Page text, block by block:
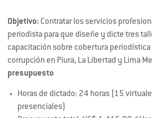
Objetivo: Contratar los servicios
periodista para que diseñe y dicte tres
capacitación sobre cobertura periodística
corrupción en Piura, La Libertad y Lima
presupuesto
Horas de dictado: 24 horas (15
presenciales)